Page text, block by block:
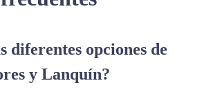
diferentes opciones de
y Lanquín?